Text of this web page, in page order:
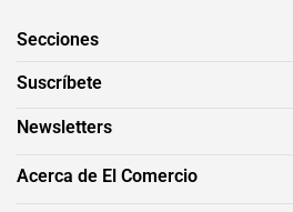
Secciones
Suscríbete
Newsletters
Acerca de El Comercio